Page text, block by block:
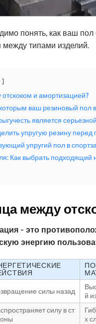
понять, как ваш
между типами изделий.
и амортизацией?
ваш резиновый пол
является
упругую резину перед
упругий пол в
Как выбрать
между
- это
энергию
силы назад
й
силу в ст
х